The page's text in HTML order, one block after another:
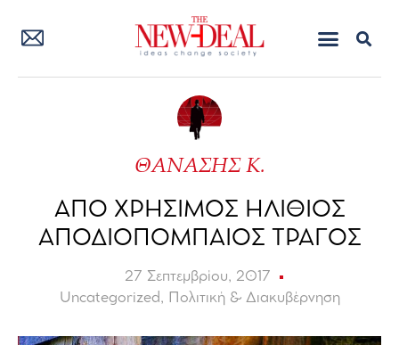
ΘΑΝΑΣΗΣ Κ.
ΑΠΟ ΧΡΗΣΙΜΟΣ ΗΛΙΘΙΟΣ
ΑΠΟΔΙΟΠΟΜΠΑΙΟΣ ΤΡΑΓΟΣ
27 Σεπτεμβρίου, 2017
Uncategorized , Πολιτική & Διακυβέρνηση